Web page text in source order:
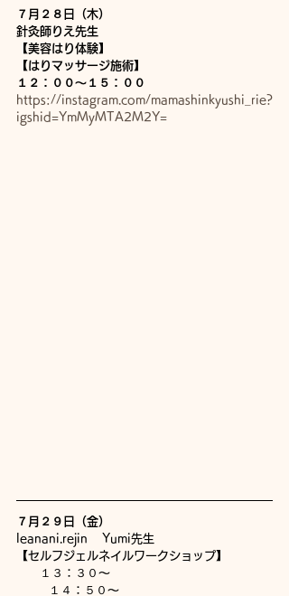
７月２８日（木）
針灸師りえ先生
【美容はり体験】
【はりマッサージ施術】
１２：００〜１５：００
https://instagram.com/mamashinkyushi_rie?
igshid=YmMyMTA2M2Y=
７月２９日（金）
leanani.rejin    Yumi先生
【セルフジェルネイルワークショップ】
１３：３０〜
         １４：５０〜